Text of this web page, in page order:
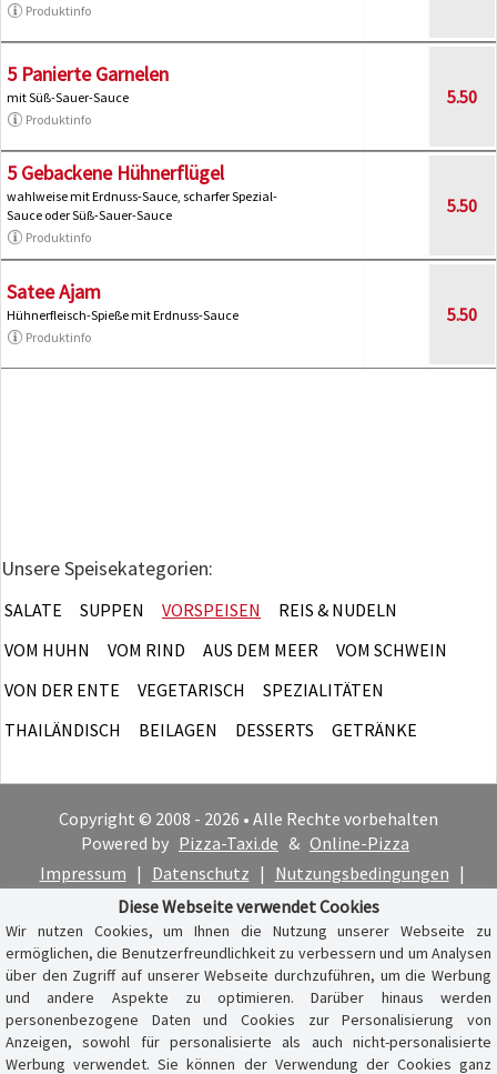
Produktinfo
5 Panierte Garnelen
mit Süß-Sauer-Sauce
Produktinfo
5.50
5 Gebackene Hühnerflügel
wahlweise mit Erdnuss-Sauce, scharfer Spezial-
Sauce oder Süß-Sauer-Sauce
Produktinfo
5.50
Satee Ajam
Hühnerfleisch-Spieße mit Erdnuss-Sauce
Produktinfo
5.50
Unsere Speisekategorien:
SALATE SUPPEN VORSPEISEN
REIS & NUDELN
VOM HUHN
VOM RIND AUS DEM MEER
VOM SCHWEIN
VON DER ENTE
VEGETARISCH
SPEZIALITÄTEN
THAILÄNDISCH
BEILAGEN DESSERTS GETRÄNKE
Copyright © 2008 - 2026 • Alle Rechte vorbehalten
Powered by Pizza-Taxi.de & Online-Pizza
Impressum | Datenschutz | Nutzungsbedingungen |
Cookie-Hinweis
Diese Webseite verwendet Cookies
Wir nutzen Cookies, um Ihnen die Nutzung unserer Webseite zu
ermöglichen, die Benutzerfreundlichkeit zu verbessern und um Analysen
über den Zugriff auf unserer Webseite durchzuführen, um die Werbung
und andere Aspekte zu optimieren. Darüber hinaus werden
personenbezogene Daten und Cookies zur Personalisierung von
Anzeigen, sowohl für personalisierte als auch nicht-personalisierte
Werbung verwendet. Sie können der Verwendung der Cookies ganz